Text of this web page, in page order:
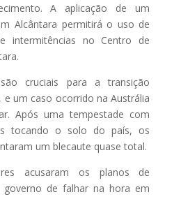
A aplicação de um
Alcântara permitirá o uso de
intermitências no Centro de
cruciais para a transição
e um caso ocorrido na Austrália
Após uma tempestade com
tocando o solo do país, os
um blecaute quase total.
acusaram os planos de
governo de falhar na hora em